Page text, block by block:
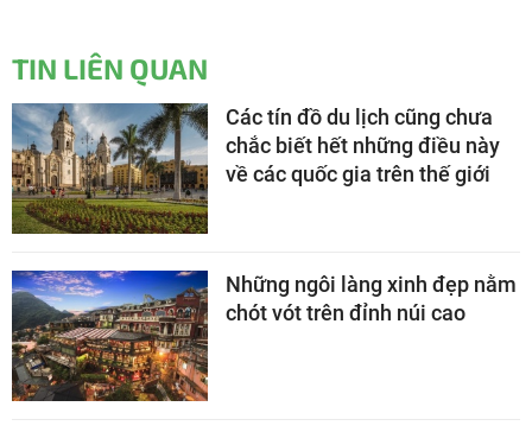
TIN LIÊN QUAN
Các tín đồ du lịch cũng chưa
chắc biết hết những điều này
về các quốc gia trên thế giới
Những ngôi làng xinh đẹp nằm
chót vót trên đỉnh núi cao